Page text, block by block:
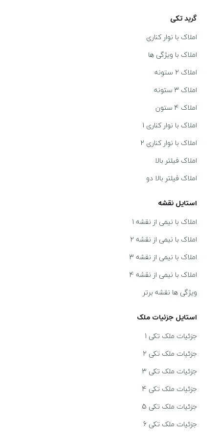
گرید تکی
املاک با نوار کناری
املاک با ویژگی ها
املاک 2 ستونه
املاک 3 ستونه
املاک 4 ستون
املاک با نوار کناری 1
املاک با نوار کناری 2
املاک فیلتر بالا
املاک فیلتر بالا دو
استایل نقشه
املاک با نیمی از نقشه 1
املاک با نیمی از نقشه 2
املاک با نیمی از نقشه 3
املاک با نیمی از نقشه 4
ویژگی ها نقشه برتر
استایل جزئيات ملک
جزئیات ملک تکی 1
جزئیات ملک تکی 2
جزئیات ملک تکی 3
جزئیات ملک تکی 4
جزئیات ملک تکی 5
جزئیات ملک تکی 6